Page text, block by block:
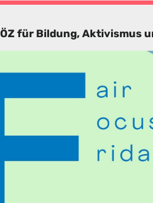
für Bildung, Aktivismus